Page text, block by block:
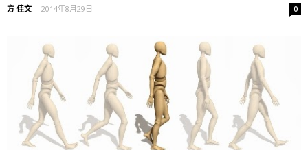
方 佳文 - 2014年8月29日 0